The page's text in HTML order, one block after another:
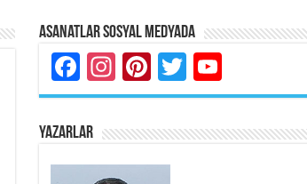
Asanatlar Sosyal Medyada
Facebook
Instagram
Pinterest
Twitter
YAZARLAR